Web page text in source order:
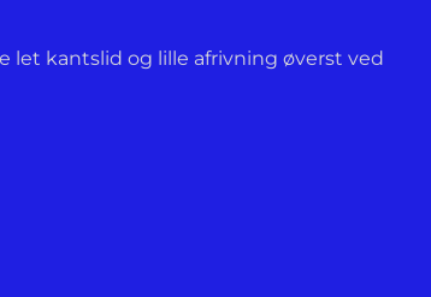
let kantslid og lille afrivning øverst ved